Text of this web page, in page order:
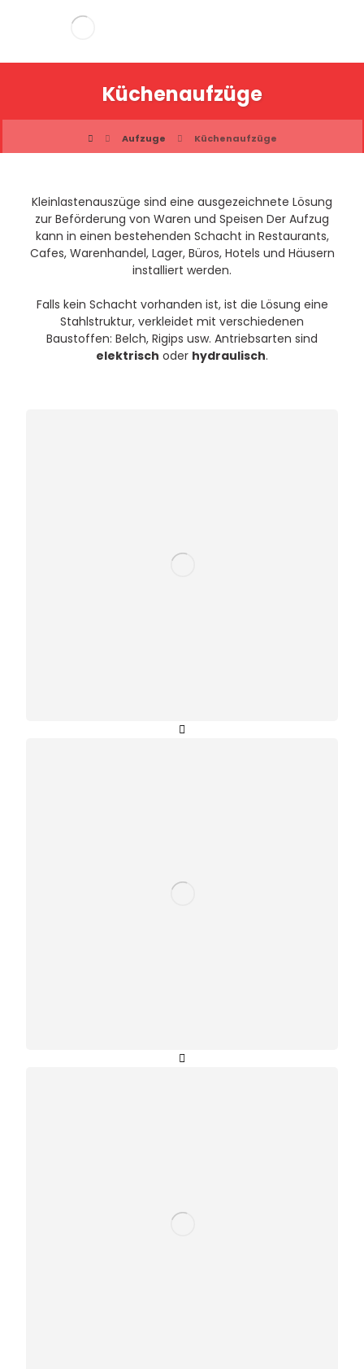
Küchenaufzüge
Aufzuge Küchenaufzüge
Kleinlastenauszüge sind eine ausgezeichnete Lösung
zur Beförderung von Waren und Speisen Der Aufzug
kann in einen bestehenden Schacht in Restaurants,
Cafes, Warenhandel, Lager, Büros, Hotels und Häusern
installiert werden.
Falls kein Schacht vorhanden ist, ist die Lösung eine
Stahlstruktur, verkleidet mit verschiedenen
Baustoffen: Belch, Rigips usw. Antriebsarten sind
elektrisch oder hydraulisch.